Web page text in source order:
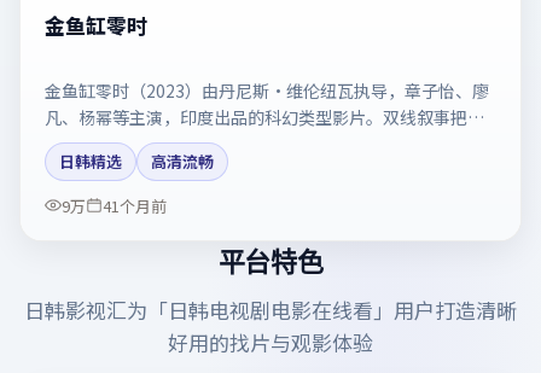
金鱼缸零时
金鱼缸零时（2023）由丹尼斯·维伦纽瓦执导，章子怡、廖
凡、杨幂等主演，印度出品的科幻类型影片。双线叙事把悬
念保持到最后一刻。剧情简介与主创信息可供检索参考，上
映日期以片方资料为准。
日韩精选
高清流畅
9万
41个月前
平台特色
日韩影视汇为「日韩电视剧电影在线看 」用户打造清晰
好用的找片与观影体验